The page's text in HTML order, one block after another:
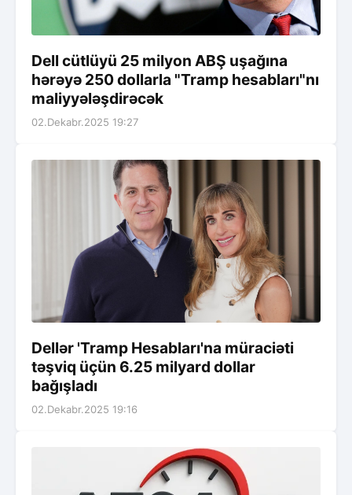
Dell cütlüyü 25 milyon ABŞ uşağına
hərəyə 250 dollarla "Tramp hesabları"nı
maliyyələşdirəcək
02.Dekabr.2025 19:27
Dellər 'Tramp Hesabları'na müraciəti
təşviq üçün 6.25 milyard dollar
bağışladı
02.Dekabr.2025 19:16